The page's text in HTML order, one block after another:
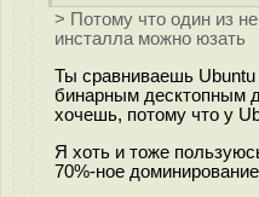
> Потому что один из
инсталла можно юзать
Ты сравниваешь
бинарным десктопным
хочешь, потому что у
Я хоть и тоже
70%-ное